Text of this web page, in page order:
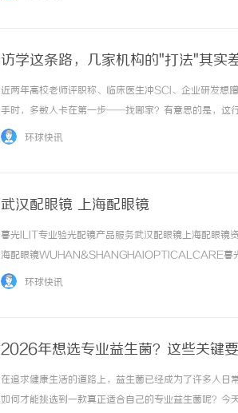
访学这条路，几家机构的"打法"其实
近两年高校老师评职称、临床医生冲SCI、企业研发想
手时，多数人卡在第一步——找哪家？有意思的是，这
传、加上几年下来积累的案子厚度，慢慢浮出来的一个
环球快讯
武汉配眼镜 上海配眼镜
暮光ILIT专业验光配镜产品服务武汉配眼镜上海配眼镜
海配眼镜WUHAN&SHANGHAIOPTICALCARE暮
品牌，现于武汉与上海设有4家门店。以完整验光、正
环球快讯
2026年想选专业益生菌？这些关键
在追求健康生活的道路上，益生菌已经成为了许多人日
如何才能挑选到一款真正适合自己的专业益生菌呢？